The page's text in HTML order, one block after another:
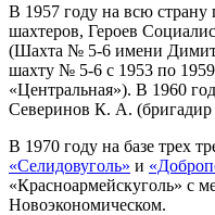
В 1957 году на всю
шахтеров, Героев
(Шахта № 5-6 имени
шахту № 5-6 с 1953 по
«Центральная»). В 1960
Северинов К. А.
В 1970 году на базе трех
«Селидовуголь» и
«Красноармейскуголь» с
Новоэкономическом.